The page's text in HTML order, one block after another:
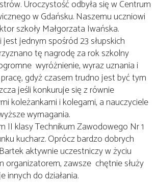
Uroczystość odbyła się w Centrum
w Gdańsku. Naszemu uczniowi
szkoły Małgorzata Iwańska.
jednym spośród 23 słupskich
tę nagrodę za rok szkolny
wyróżnienie, wyraz uznania i
gdyż czasem trudno jest być tym
jeśli konkuruje się z równie
koleżankami i kolegami, a nauczyciele
wymagania.
II klasy Technikum Zawodowego Nr 1
kucharz. Oprócz bardzo dobrych
aktywnie uczestniczy w życiu
organizatorem, zawsze chętnie służy
innych do działania.